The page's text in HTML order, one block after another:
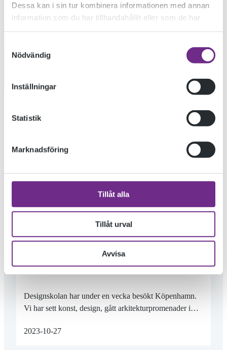
Dessa kan i sin tur kombinera informationen med annan
information som du har tillhandahållit eller som de har
Nödvändig
Inställningar
Statistik
Marknadsföring
Tillåt alla
Tillåt urval
Avvisa
Designskolan har under en vecka besökt Köpenhamn.
Vi har sett konst, design, gått arkitekturpromenader i…
2023-10-27